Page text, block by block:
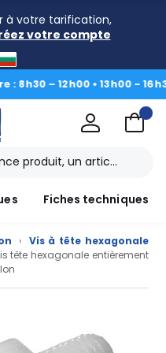
à votre tarification,
votre compte
– 12h00 • 13h00 - 16h30|Du
Fiches techniques
› Vis à tête hexagonale
tête hexagonale entièrement